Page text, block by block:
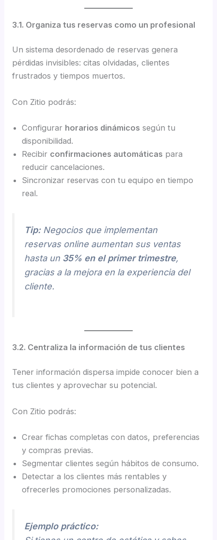
3.1. Organiza tus reservas como un profesional
Un sistema desordenado de reservas genera
pérdidas invisibles: citas olvidadas, clientes
frustrados y tiempos muertos.
Con Zitio podrás:
Configurar horarios dinámicos según tu
disponibilidad.
Recibir confirmaciones automáticas para
reducir cancelaciones.
Sincronizar reservas con tu equipo en tiempo
real.
Tip:Negocios que implementan
reservas online aumentan sus ventas
hasta un 35% en el primer trimestre,
gracias a la mejora en la experiencia del
cliente.
3.2. Centraliza la información de tus clientes
Tener información dispersa impide conocer bien a
tus clientes y aprovechar su potencial.
Con Zitio podrás:
Crear fichas completas con datos, preferencias
y compras previas.
Segmentar clientes según hábitos de consumo.
Detectar a los clientes más rentables y
ofrecerles promociones personalizadas.
Ejemplo práctico: